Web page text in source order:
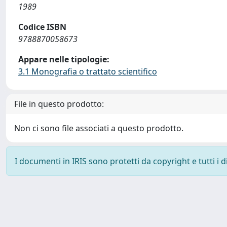
1989
Codice ISBN
9788870058673
Appare nelle tipologie:
3.1 Monografia o trattato scientifico
File in questo prodotto:
Non ci sono file associati a questo prodotto.
I documenti in IRIS sono protetti da copyright e tutti i